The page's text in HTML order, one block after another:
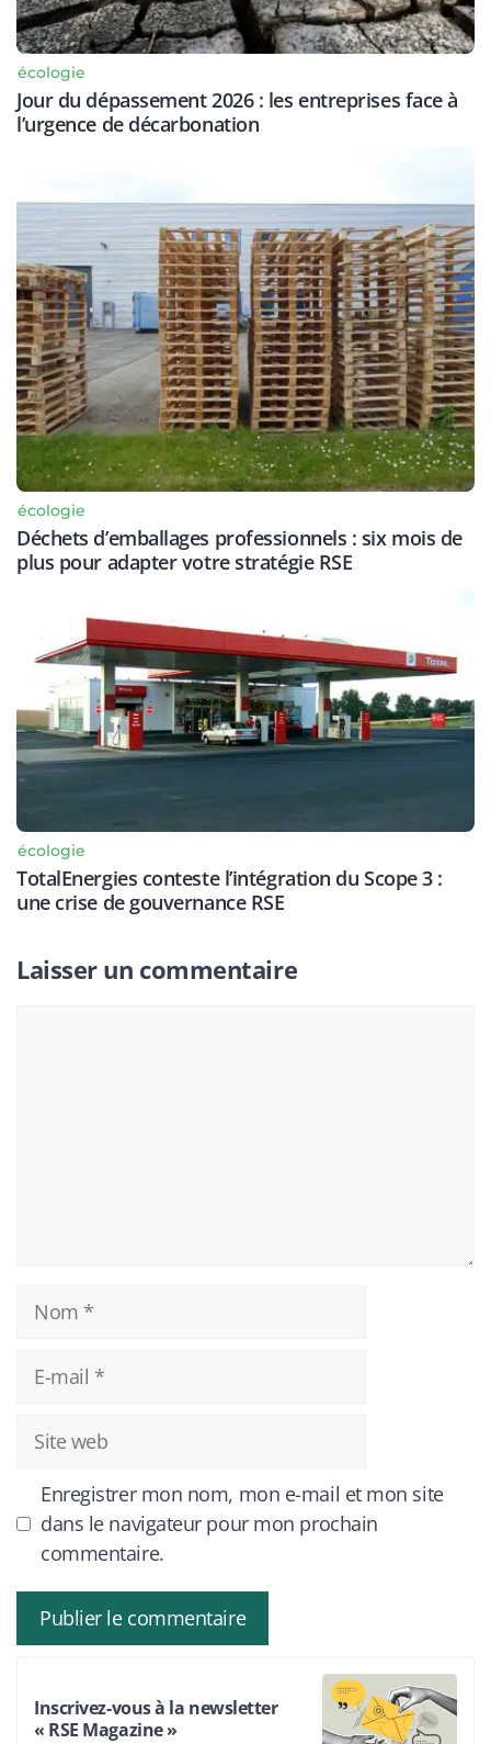
écologie
Jour du dépassement 2026 : les entreprises face à
l’urgence de décarbonation
écologie
Déchets d’emballages professionnels : six mois de
plus pour adapter votre stratégie RSE
écologie
TotalEnergies conteste l’intégration du Scope 3 :
une crise de gouvernance RSE
Laisser un commentaire
mail
Site
web
Enregistrer mon nom, mon e-mail et mon site
dans le navigateur pour mon prochain
commentaire.
Inscrivez-vous à la newsletter
« RSE Magazine »